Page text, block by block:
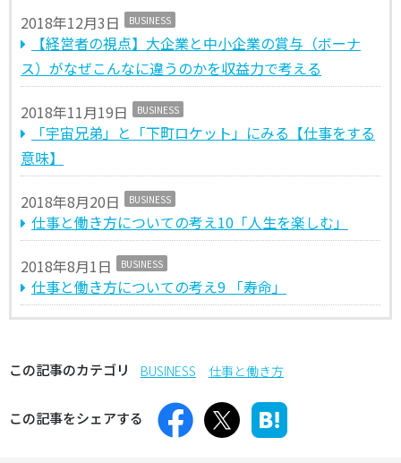
2018年12月3日 BUSINESS
【経営者の視点】大企業と中小企業の賞与（ボーナ
ス）がなぜこんなに違うのかを収益力で考える
2018年11月19日 BUSINESS
「宇宙兄弟」と「下町ロケット」にみる【仕事をする
意味】
2018年8月20日 BUSINESS
仕事と働き方についての考え10「人生を楽しむ」
2018年8月1日 BUSINESS
仕事と働き方についての考え9 「寿命」
この記事のカテゴリ BUSINESS 仕事と働き方
この記事をシェアする